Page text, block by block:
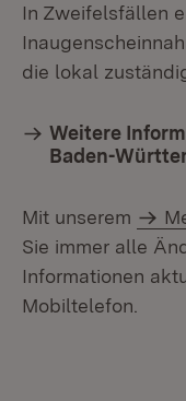
In Zweifelsfällen
die lokal
Weitere
Baden-
Mit unserem
Sie immer alle
Informationen
Mobiltelefon.